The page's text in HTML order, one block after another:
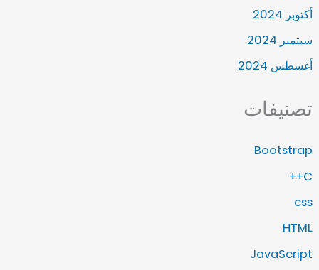
أكتوبر 2024
سبتمبر 2024
أغسطس 2024
تصنيفات
Bootstrap
C++
css
HTML
JavaScript